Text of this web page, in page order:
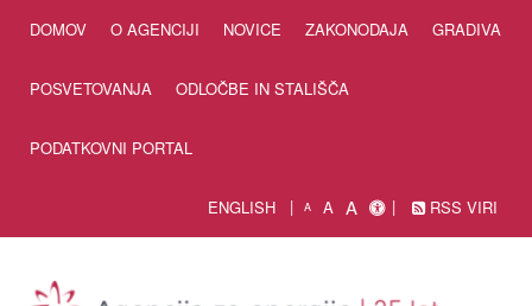
DOMOV O AGENCIJI NOVICE ZAKONODAJA GRADIVA
POSVETOVANJA ODLOČBE IN STALIŠČA
PODATKOVNI PORTAL
ENGLISH A A A RSS VIRI